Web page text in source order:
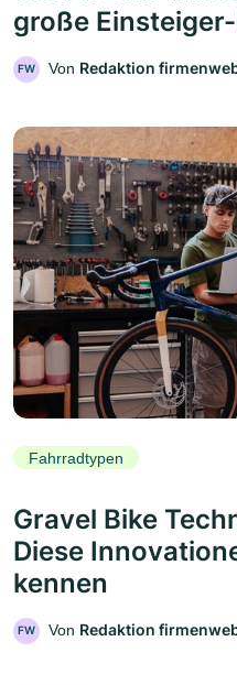
große
FW Von Redaktion
Fahrradtypen
Gravel Bike
Diese
kennen
FW Von Redaktion